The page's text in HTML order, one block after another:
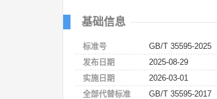
基础信息
标准号
GB/T 35595-2025
发布日期
2025-08-29
实施日期
2026-03-01
全部代替标准
GB/T 35595-2017